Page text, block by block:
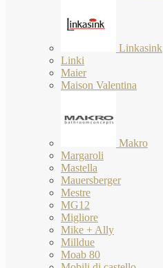
Linkasink
Linki
Maier
Maison Valentina
Makro
Margaroli
Mastella
Mauersberger
Mestre
MG12
Migliore
Mike + Ally
Milldue
Moab 80